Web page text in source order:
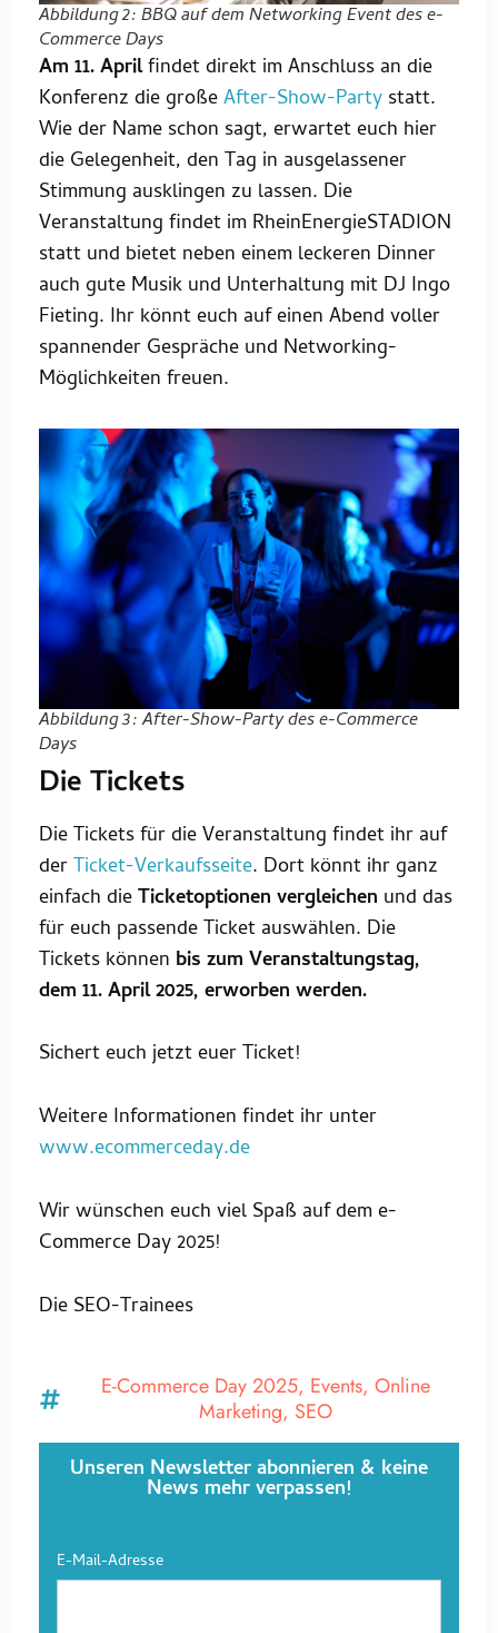
Abbildung 2: BBQ auf dem Networking Event des e-
Commerce Days
Am 11. Aprilfindet direkt im Anschluss an die
Konferenz die großeAfter-Show-Party statt.
Wie der Name schon sagt, erwartet euch hier
die Gelegenheit, den Tag in ausgelassener
Stimmung ausklingen zu lassen. Die
Veranstaltung findet im RheinEnergieSTADION
statt und bietet neben einem leckeren Dinner
auch gute Musik und Unterhaltung mit DJ Ingo
Fieting. Ihr könnt euch auf einen Abend voller
spannender Gespräche und Networking-
Möglichkeiten freuen.
Abbildung 3: After-Show-Party des e-Commerce
Days
Die Tickets
Die Tickets für die Veranstaltung findet ihr auf
derTicket-Verkaufsseite. Dort könnt ihr ganz
einfach dieTicketoptionen vergleichen und das
für euch passende Ticket auswählen. Die
Tickets können bis zum Veranstaltungstag,
dem 11. April 2025, erworben werden.
Sichert euch jetzt euer Ticket!
Weitere Informationen findet ihr unter
www.ecommerceday.de
Wir wünschen euch viel Spaß auf dem e-
Commerce Day 2025!
Die SEO-Trainees
E-Commerce Day 2025, Events, Online
Marketing, SEO
Unseren Newsletter abonnieren & keine
News mehr verpassen!
E-Mail-Adresse